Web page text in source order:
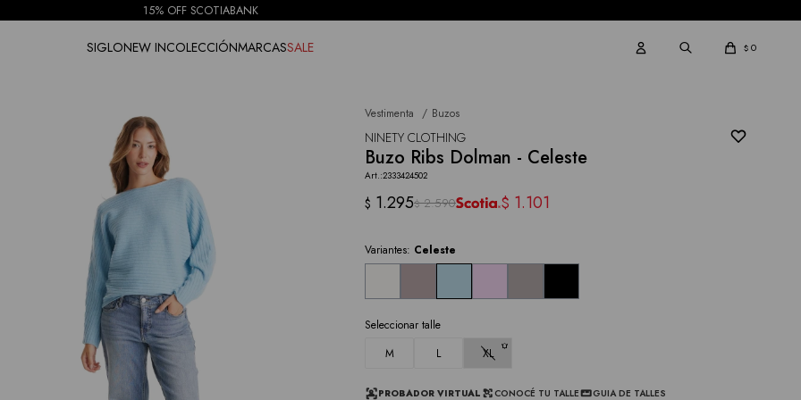
15% OFF SCOTIABANK
SIGLONEW INCOLECCIÓNMARCASSALE $ 0
Vestimenta Buzos
NINETY CLOTHING
Buzo Ribs Dolman - Celeste
2333424502
$ 1.295$ 2.590 $ 1.101
Variantes: Celeste
Seleccionar talle
M
L XL
PROBADOR VIRTUAL CONOCÉ TU TALLE GUIA DE TALLES
NOTIFICARME